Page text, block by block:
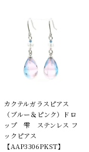
カクテルガラスピアス
（ブルー＆ピンク）ドロ
ップ 雫 ステンレス フ
ックピアス
【AAP3306PKST】